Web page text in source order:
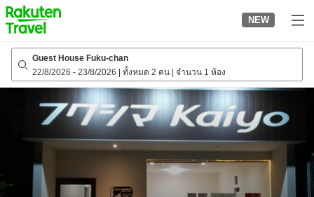
to
top
page
NEW
Guest House Fuku-chan
22/8/2026 - 23/8/2026 ทั้งหมด 2 คน จำนวน 1 ห้อง